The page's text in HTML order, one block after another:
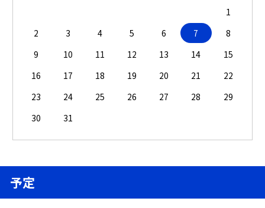
1
2
3 4 5 6 7
8
9
10 11 12 13 14
15
16
17 18 19 20 21
22
23
24 25 26 27 28
29
30
31
予定